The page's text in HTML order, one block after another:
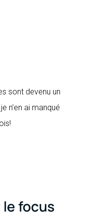
sont devenu un
n’en ai manqué
focus